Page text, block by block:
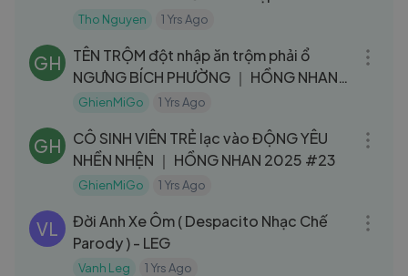
Tho Nguyen 1 Yrs Ago
GH
TÊN TRỘM đột nhập ăn trộm phải ổ
NGƯNG BÍCH PHƯỜNG ｜ HỒNG NHAN
2025 #24
GhienMiGo 1 Yrs Ago
GH
CÔ SINH VIÊN TRẺ lạc vào ĐỘNG YÊU
NHỀN NHỆN ｜ HỒNG NHAN 2025 #23
GhienMiGo 1 Yrs Ago
VL
Đời Anh Xe Ôm ( Despacito Nhạc Chế
Parody ) - LEG
Vanh Leg 1 Yrs Ago